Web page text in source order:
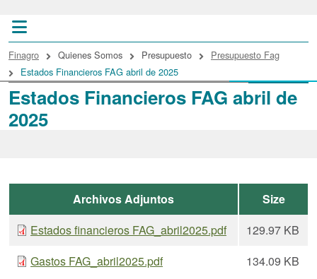
Estados Financieros FAG abril de
2025
enlaces de ayuda a la
Finagro Quienes Somos Presupuesto
Presupuesto Fag
Estados Financieros FAG abril de 2025
Archivos Adjuntos
Size
Estados financieros FAG_abril2025.pdf
129.97 KB
Gastos FAG_abril2025.pdf
134.09 KB